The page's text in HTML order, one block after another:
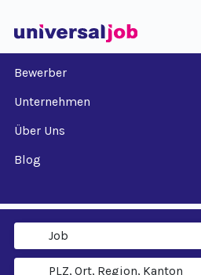
Bewerber
Unternehmen
Über Uns
Blog